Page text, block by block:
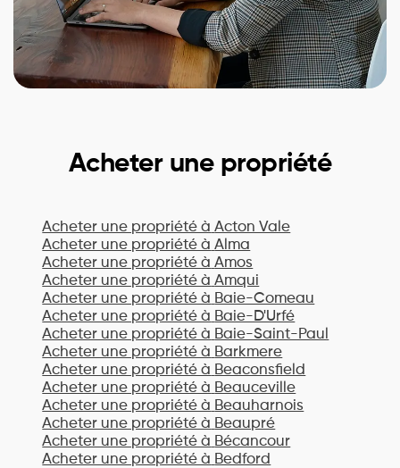
Acheter une propriété
Acheter une propriété à Acton Vale
Acheter une propriété à Alma
Acheter une propriété à Amos
Acheter une propriété à Amqui
Acheter une propriété à Baie-Comeau
Acheter une propriété à Baie-D'Urfé
Acheter une propriété à Baie-Saint-Paul
Acheter une propriété à Barkmere
Acheter une propriété à Beaconsfield
Acheter une propriété à Beauceville
Acheter une propriété à Beauharnois
Acheter une propriété à Beaupré
Acheter une propriété à Bécancour
Acheter une propriété à Bedford